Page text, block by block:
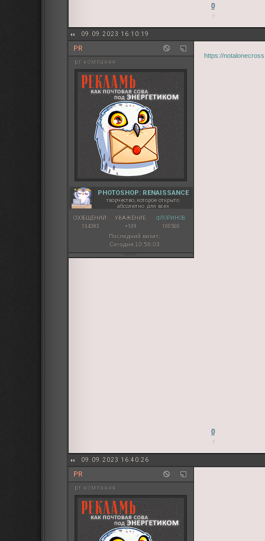
0
09.09.2023 16:10:19
PR
pr компания
PHOTOSHOP: RENAISSANCE
творчество, которое открыто
абсолютно для всех
СООБЩЕНИЙ:
134383
УВАЖЕНИЕ:
+109
ФЛОРИНОВ:
100500
Последний визит:
Сегодня 10:56:03
https://
0
09.09.2023 16:40:26
PR
pr компания